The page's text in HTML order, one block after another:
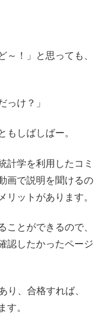
～！」と思っても、
っけ？」
もしばしばー。
計学を利用したコミ
画で説明を聞けるの
リットがあります。
ことができるので、
認したかったページ
り、合格すれば、
す。